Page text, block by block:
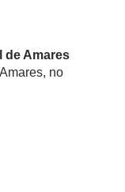
de Amares
no